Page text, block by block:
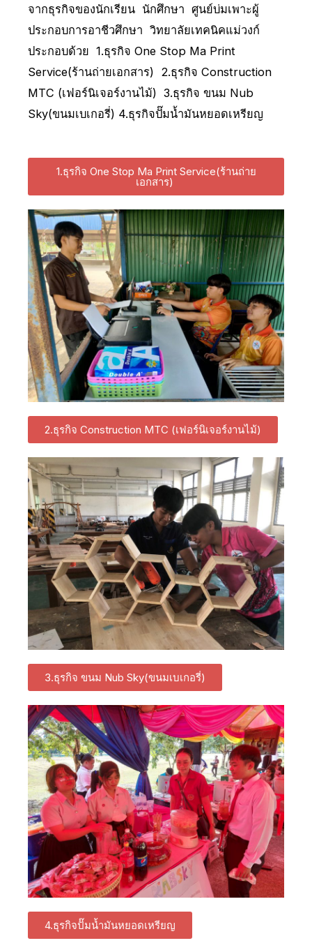
จากธุรกิจของนักเรียน นักศึกษา ศูนย์บ่มเพาะผู้
ประกอบการอาชีวศึกษา วิทยาลัยเทคนิคแม่วงก์
ประกอบด้วย 1.ธุรกิจ One Stop Ma Print
Service(ร้านถ่ายเอกสาร) 2.ธุรกิจ Construction
MTC (เฟอร์นิเจอร์งานไม้) 3.ธุรกิจ ขนม Nub
Sky(ขนมเบเกอรี่) 4.ธุรกิจปั๊มน้ำมันหยอดเหรียญ
1.ธุรกิจ One Stop Ma Print Service(ร้านถ่าย
เอกสาร)
2.ธุรกิจ Construction MTC (เฟอร์นิเจอร์งานไม้)
3.ธุรกิจ ขนม Nub Sky(ขนมเบเกอรี่)
4.ธุรกิจปั๊มน้ำมันหยอดเหรียญ